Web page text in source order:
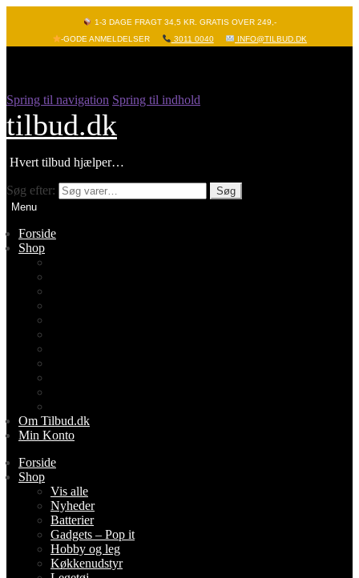
1-3 DAGE FRAGT 34,5 KR. GRATIS OVER 249,-
-GODE ANMELDELSER
3011 0040 INFO@TILBUD.DK
Spring til navigation Spring til indhold
tilbud.dk
Hvert tilbud hjælper…
Søg efter:
Søg
Menu
Forside
Shop
Om Tilbud.dk
Min Konto
Forside
Shop
Vis alle
Nyheder
Batterier
Gadgets – Pop it
Hobby og leg
Køkkenudstyr